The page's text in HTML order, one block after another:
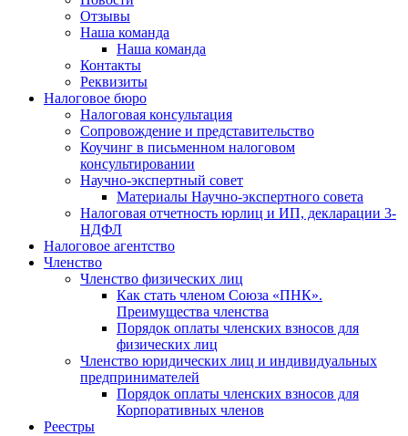
Отзывы
Наша команда
Наша команда
Контакты
Реквизиты
Налоговое бюро
Налоговая консультация
Cопровождение и представительство
Коучинг в письменном налоговом
консультировании
Научно-экспертный совет
Материалы Научно-экспертного совета
Налоговая отчетность юрлиц и ИП, декларации 3-
НДФЛ
Налоговое агентство
Членство
Членство физических лиц
Как стать членом Союза «ПНК».
Преимущества членства
Порядок оплаты членских взносов для
физических лиц
Членство юридических лиц и индивидуальных
предпринимателей
Порядок оплаты членских взносов для
Корпоративных членов
Реестры